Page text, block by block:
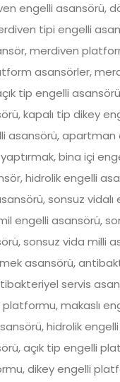
engelli asansörü,
tipi engelli
merdiven
asansörler,
tip engelli
kapalı tip dikey
asansörü, apartman
bina içi
hidrolik engelli
sonsuz vidalı
engelli asansörü,
sonsuz vida milli
asansörü,
servis
platformu, makaslı
hidrolik
açık tip engelli
dikey engelli